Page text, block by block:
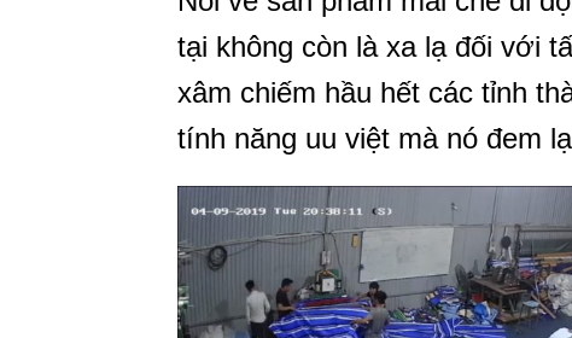
tại không còn là xa lạ đối với
xâm chiếm hầu hết các tỉnh
tính năng uu việt mà nó đem